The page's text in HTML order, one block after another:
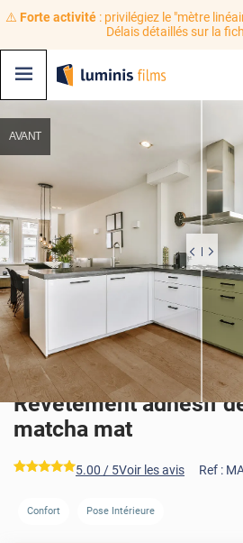
⚠️ Forte activité: privilégiez le "mètre
Délais détaillés sur la
AVANT
Revêtement adhésif
matcha mat
*****
5.00 / 5Voir les avis Ref :
Confort Pose Intérieure